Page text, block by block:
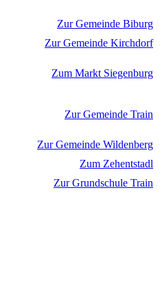
Zur Gemeinde Biburg
Zur Gemeinde Kirchdorf
Zum Markt Siegenburg
Zur Gemeinde Train
Zur Gemeinde Wildenberg
Zum Zehentstadl
Zur Grundschule Train